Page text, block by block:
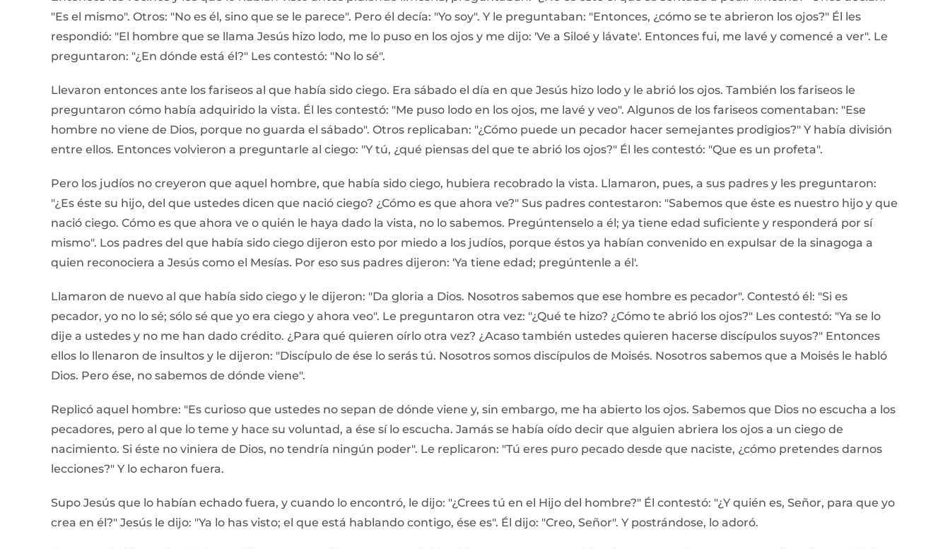
"Es el mismo". Otros: "No es él, sino que se le parece". Pero él decía: "Yo soy". Y le preguntaban: "Entonces, ¿cómo se te abrieron los ojos?" Él les
respondió: "El hombre que se llama Jesús hizo lodo, me lo puso en los ojos y me dijo: 'Ve a Siloé y lávate'. Entonces fui, me lavé y comencé a ver". Le
preguntaron: "¿En dónde está él?" Les contestó: "No lo sé".
Llevaron entonces ante los fariseos al que había sido ciego. Era sábado el día en que Jesús hizo lodo y le abrió los ojos. También los fariseos le
preguntaron cómo había adquirido la vista. Él les contestó: "Me puso lodo en los ojos, me lavé y veo". Algunos de los fariseos comentaban: "Ese
hombre no viene de Dios, porque no guarda el sábado". Otros replicaban: "¿Cómo puede un pecador hacer semejantes prodigios?" Y había división
entre ellos. Entonces volvieron a preguntarle al ciego: "Y tú, ¿qué piensas del que te abrió los ojos?" Él les contestó: "Que es un profeta".
Pero los judíos no creyeron que aquel hombre, que había sido ciego, hubiera recobrado la vista. Llamaron, pues, a sus padres y les preguntaron:
"¿Es éste su hijo, del que ustedes dicen que nació ciego? ¿Cómo es que ahora ve?" Sus padres contestaron: "Sabemos que éste es nuestro hijo y que
nació ciego. Cómo es que ahora ve o quién le haya dado la vista, no lo sabemos. Pregúntenselo a él; ya tiene edad suficiente y responderá por sí
mismo". Los padres del que había sido ciego dijeron esto por miedo a los judíos, porque éstos ya habían convenido en expulsar de la sinagoga a
quien reconociera a Jesús como el Mesías. Por eso sus padres dijeron: 'Ya tiene edad; pregúntenle a él'.
Llamaron de nuevo al que había sido ciego y le dijeron: "Da gloria a Dios. Nosotros sabemos que ese hombre es pecador". Contestó él: "Si es
pecador, yo no lo sé; sólo sé que yo era ciego y ahora veo". Le preguntaron otra vez: "¿Qué te hizo? ¿Cómo te abrió los ojos?" Les contestó: "Ya se lo
dije a ustedes y no me han dado crédito. ¿Para qué quieren oírlo otra vez? ¿Acaso también ustedes quieren hacerse discípulos suyos?" Entonces
ellos lo llenaron de insultos y le dijeron: "Discípulo de ése lo serás tú. Nosotros somos discípulos de Moisés. Nosotros sabemos que a Moisés le habló
Dios. Pero ése, no sabemos de dónde viene".
Replicó aquel hombre: "Es curioso que ustedes no sepan de dónde viene y, sin embargo, me ha abierto los ojos. Sabemos que Dios no escucha a los
pecadores, pero al que lo teme y hace su voluntad, a ése sí lo escucha. Jamás se había oído decir que alguien abriera los ojos a un ciego de
nacimiento. Si éste no viniera de Dios, no tendría ningún poder". Le replicaron: "Tú eres puro pecado desde que naciste, ¿cómo pretendes darnos
lecciones?" Y lo echaron fuera.
Supo Jesús que lo habían echado fuera, y cuando lo encontró, le dijo: "¿Crees tú en el Hijo del hombre?" Él contestó: "¿Y quién es, Señor, para que yo
crea en él?" Jesús le dijo: "Ya lo has visto; el que está hablando contigo, ése es". Él dijo: "Creo, Señor". Y postrándose, lo adoró.